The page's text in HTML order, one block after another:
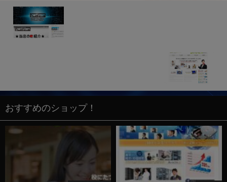
おすすめのショップ！